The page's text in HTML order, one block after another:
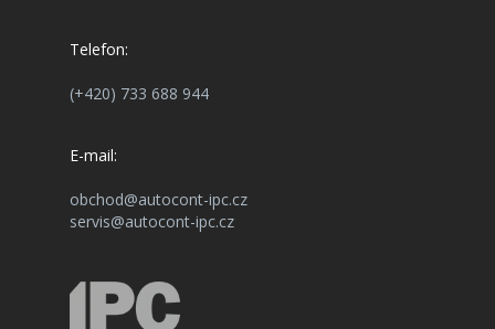
Telefon:
(+420) 733 688 944
E-mail:
obchod@autocont-ipc.cz
servis@autocont-ipc.cz